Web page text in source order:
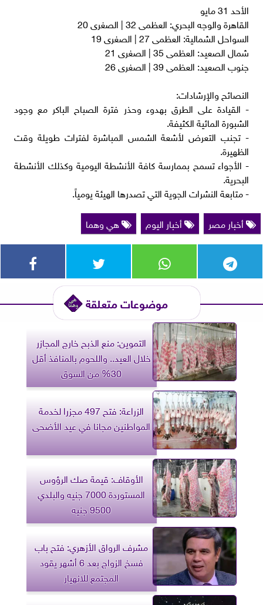
​الأحد 31 مايو
​القاهرة والوجه البحري: العظمى 32 | الصغرى 20
​السواحل الشمالية: العظمى 27 | الصغرى 19
​شمال الصعيد: العظمى 35 | الصغرى 21
​جنوب الصعيد: العظمى 39 | الصغرى 26
​النصائح والإرشادات:
- ​القيادة على الطرق بهدوء وحذر فترة الصباح الباكر مع وجود
الشبورة المائية الكثيفة.
​- تجنب التعرض لأشعة الشمس المباشرة لفترات طويلة وقت
الظهيرة.
- ​الأجواء تسمح بممارسة كافة الأنشطة اليومية وكذلك الأنشطة
البحرية.
​- متابعة النشرات الجوية التي تصدرها الهيئة يومياً.
أخبار مصر
أخبار اليوم هي وهما
موضوعات متعلقة
التموين: منع الذبح خارج المجازر
خلال العيد.. واللحوم بالمنافذ أقل
30% من السوق
الزراعة: فتح 497 مجزرا لخدمة
المواطنين مجانا في عيد الأضحى
الأوقاف: قيمة صك الرؤوس
المستوردة 7000 جنيه والبلدي
9500 جنيه
مشرف الرواق الأزهري: فتح باب
فسخ الزواج بعد 6 أشهر يقود
المجتمع للانهيار